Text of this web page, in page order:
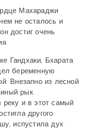
Махараджи
не осталось и
достиг очень
Гандхаки, Бхарата
беременную
Внезапно из лесной
рык.
реку и в этот самый
другого
испустила дух.